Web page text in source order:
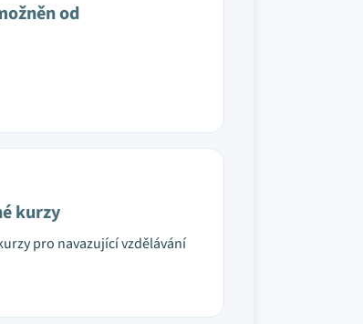
od
kurzy
pro navazující vzdělávání